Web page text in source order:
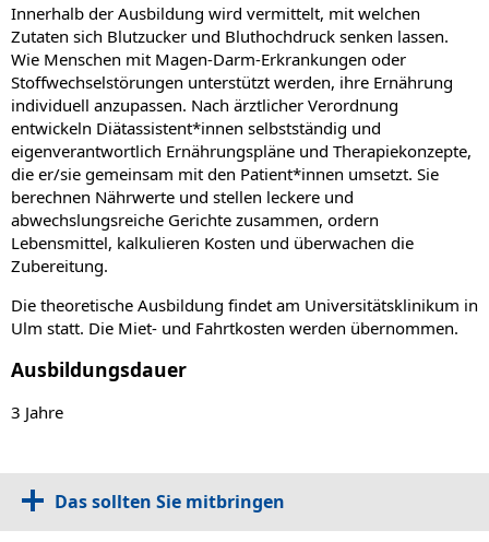
Innerhalb der Ausbildung wird vermittelt, mit welchen
Zutaten sich Blutzucker und Bluthochdruck senken lassen.
Wie Menschen mit Magen-Darm-Erkrankungen oder
Stoffwechselstörungen unterstützt werden, ihre Ernährung
individuell anzupassen. Nach ärztlicher Verordnung
entwickeln Diätassistent*innen selbstständig und
eigenverantwortlich Ernährungspläne und Therapiekonzepte,
die er/sie gemeinsam mit den Patient*innen umsetzt. Sie
berechnen Nährwerte und stellen leckere und
abwechslungsreiche Gerichte zusammen, ordern
Lebensmittel, kalkulieren Kosten und überwachen die
Zubereitung.
Die theoretische Ausbildung findet am Universitätsklinikum in
Ulm statt. Die Miet- und Fahrtkosten werden übernommen.
Ausbildungsdauer
3 Jahre
Das sollten Sie mitbringen